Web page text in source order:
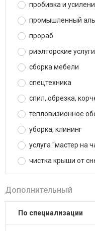
пробивка и
промышленный
прораб
риэлторские услуги
сборка мебели
спецтехника
спил, обрезка,
тепловизионное
уборка, клининг
услуга "мастер на
чистка крыши от
Дополнительный
по специализации